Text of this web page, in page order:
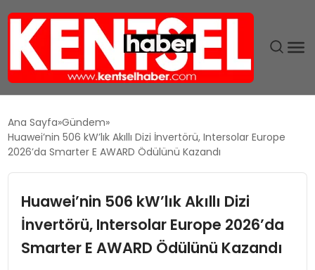
GÜNDEM
EĞITIM
Ana Sayfa Gündem
Huawei’nin 506 kW’lık Akıllı Dizi İnvertörü, Intersolar Europe
2026’da Smarter E AWARD Ödülünü Kazandı
Huawei’nin 506 kW’lık Akıllı Dizi
İnvertörü, Intersolar Europe 2026’da
Smarter E AWARD Ödülünü Kazandı